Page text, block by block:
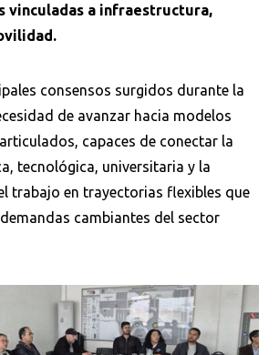
vinculadas a infraestructura,
consensos surgidos durante la
de avanzar hacia modelos
capaces de conectar la
tecnológica, universitaria y la
trabajo en trayectorias flexibles que
cambiantes del sector